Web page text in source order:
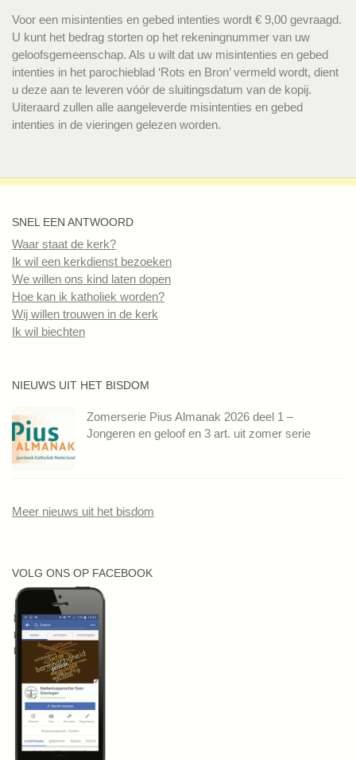
Voor een misintenties en gebed intenties wordt € 9,00 gevraagd.
U kunt het bedrag storten op het rekeningnummer van uw
geloofsgemeenschap. Als u wilt dat uw misintenties en gebed
intenties in het parochieblad ‘Rots en Bron’ vermeld wordt, dient
u deze aan te leveren vóór de sluitingsdatum van de kopij.
Uiteraard zullen alle aangeleverde misintenties en gebed
intenties in de vieringen gelezen worden.
SNEL EEN ANTWOORD
Waar staat de kerk?
Ik wil een kerkdienst bezoeken
We willen ons kind laten dopen
Hoe kan ik katholiek worden?
Wij willen trouwen in de kerk
Ik wil biechten
NIEUWS UIT HET BISDOM
Zomerserie Pius Almanak 2026 deel 1 –
Jongeren en geloof en 3 art. uit zomer serie
Meer nieuws uit het bisdom
VOLG ONS OP FACEBOOK